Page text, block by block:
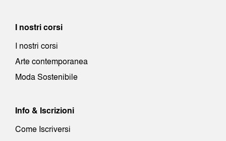
I nostri corsi
I nostri corsi
Arte contemporanea
Moda Sostenibile
Info & Iscrizioni
Come Iscriversi